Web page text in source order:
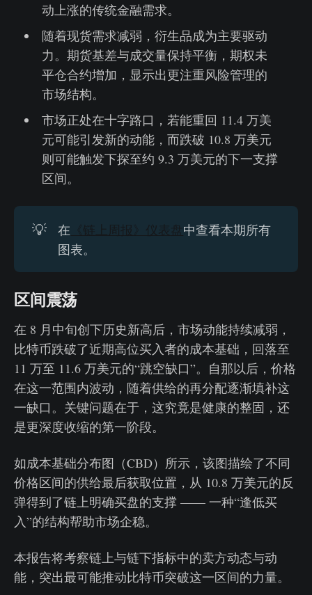
动上涨的传统金融需求。
随着现货需求减弱，衍生品成为主要驱动
力。期货基差与成交量保持平衡，期权未
平仓合约增加，显示出更注重风险管理的
市场结构。
市场正处在十字路口，若能重回 11.4 万美
元可能引发新的动能，而跌破 10.8 万美元
则可能触发下探至约 9.3 万美元的下一支撑
区间。
💡 在 《链上周报》仪表盘 中查看本期所有
图表。
区间震荡
在 8 月中旬创下历史新高后，市场动能持续减弱，
比特币跌破了近期高位买入者的成本基础，回落至
11 万至 11.6 万美元的“跳空缺口”。自那以后，价格
在这一范围内波动，随着供给的再分配逐渐填补这
一缺口。关键问题在于，这究竟是健康的整固，还
是更深度收缩的第一阶段。
如成本基础分布图（CBD）所示，该图描绘了不同
价格区间的供给最后获取位置，从 10.8 万美元的反
弹得到了链上明确买盘的支撑 —— 一种“逢低买
入”的结构帮助市场企稳。
本报告将考察链上与链下指标中的卖方动态与动
能，突出最可能推动比特币突破这一区间的力量。